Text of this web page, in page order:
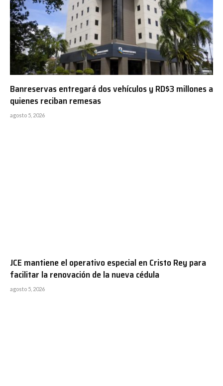
Banreservas entregará dos vehículos y RD$3 millones a
quienes reciban remesas
agosto 5, 2026
JCE mantiene el operativo especial en Cristo Rey para
facilitar la renovación de la nueva cédula
agosto 5, 2026